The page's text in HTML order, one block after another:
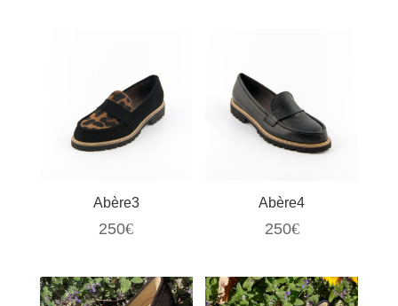
Abère3
250€
Abère4
250€